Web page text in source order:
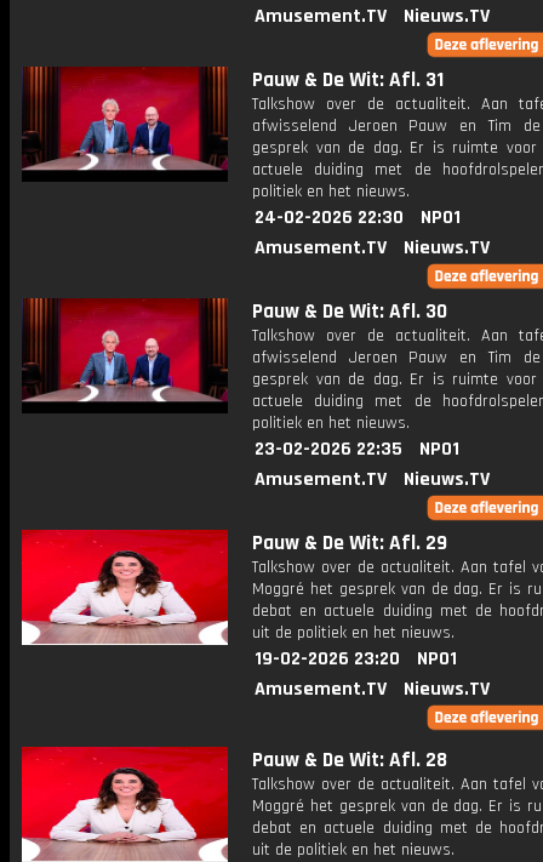
Amusement.TV
Nieuws.TV
Pauw & De Wit: Afl. 31
Talkshow over de actualiteit. Aan
afwisselend Jeroen Pauw en Tim
gesprek van de dag. Er is ruimte
actuele duiding met de
politiek en het nieuws.
24-02-2026 22:30
NPO1
Amusement.TV
Nieuws.TV
Pauw & De Wit: Afl. 30
Talkshow over de actualiteit. Aan
afwisselend Jeroen Pauw en Tim
gesprek van de dag. Er is ruimte
actuele duiding met de
politiek en het nieuws.
23-02-2026 22:35
NPO1
Amusement.TV
Nieuws.TV
Pauw & De Wit: Afl. 29
Talkshow over de actualiteit. Aan tafel
Moggré het gesprek van de dag. Er is
debat en actuele duiding met de
uit de politiek en het nieuws.
19-02-2026 23:20
NPO1
Amusement.TV
Nieuws.TV
Pauw & De Wit: Afl. 28
Talkshow over de actualiteit. Aan tafel
Moggré het gesprek van de dag. Er is
debat en actuele duiding met de
uit de politiek en het nieuws.